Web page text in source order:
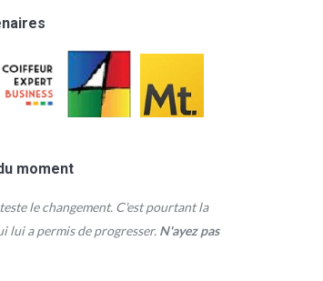
moment
le changement. C'est pourtant la
lui a permis de progresser. N'ayez pas